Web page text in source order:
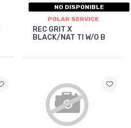
NO DISPONIBLE
POLAR SERVICE
REC GRIT X
BLACK/NAT TI W/O B